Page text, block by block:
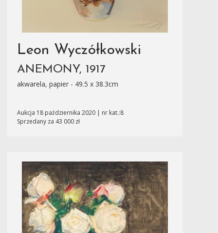
Leon Wyczółkowski
ANEMONY, 1917
akwarela, papier - 49.5 x 38.3cm
Aukcja 18 października 2020 | nr kat.:8
Sprzedany za 43 000 zł